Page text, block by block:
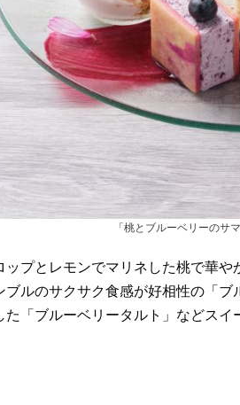
「桃とブルーベリーのサ
プとレモンでマリネした桃で華や
ブルのサクサク食感が好相性の「
「ブルーベリータルト」などスイ